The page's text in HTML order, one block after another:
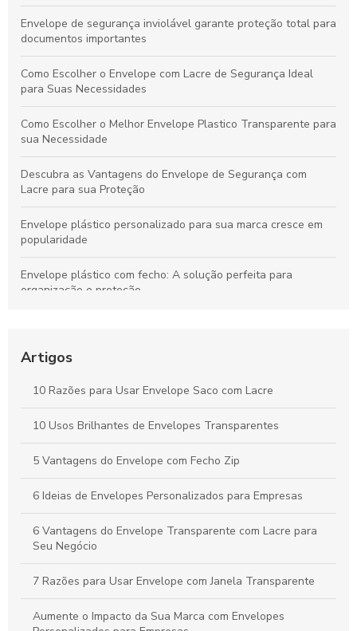
Envelope de segurança inviolável garante proteção total para
documentos importantes
Como Escolher o Envelope com Lacre de Segurança Ideal
para Suas Necessidades
Como Escolher o Melhor Envelope Plastico Transparente para
sua Necessidade
Descubra as Vantagens do Envelope de Segurança com
Lacre para sua Proteção
Envelope plástico personalizado para sua marca cresce em
popularidade
Envelope plástico com fecho: A solução perfeita para
organização e proteção
necessidades.
Envelope com fecho zip: A solução prática para
armazenamento seguro
Como escolher o melhor Envelope flexível com lacre de
segurança
Artigos
10 Razões para Usar Envelope Saco com Lacre
10 Usos Brilhantes de Envelopes Transparentes
5 Vantagens do Envelope com Fecho Zip
6 Ideias de Envelopes Personalizados para Empresas
6 Vantagens do Envelope Transparente com Lacre para
Seu Negócio
7 Razões para Usar Envelope com Janela Transparente
Aumente o Impacto da Sua Marca com Envelopes